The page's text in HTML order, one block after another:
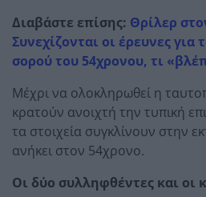
Διαβάστε επίσης: Θρίλερ
Συνεχίζονται οι έρευνες για
σορού του 54χρονου, τι
Μέχρι να ολοκληρωθεί η
κρατούν ανοιχτή την τυπική
τα στοιχεία συγκλίνουν στην
ανήκει στον 54χρονο.
Οι δύο συλληφθέντες και οι